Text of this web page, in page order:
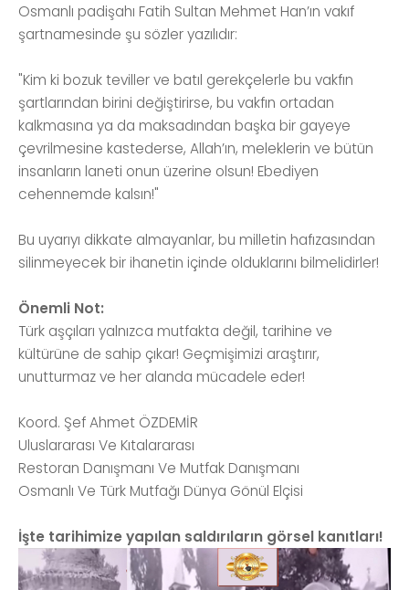
Osmanlı padişahı Fatih Sultan Mehmet Han’ın vakıf
şartnamesinde şu sözler yazılıdır:
"Kim ki bozuk teviller ve batıl gerekçelerle bu vakfın
şartlarından birini değiştirirse, bu vakfın ortadan
kalkmasına ya da maksadından başka bir gayeye
çevrilmesine kastederse, Allah’ın, meleklerin ve bütün
insanların laneti onun üzerine olsun! Ebediyen
cehennemde kalsın!"
Bu uyarıyı dikkate almayanlar, bu milletin hafızasından
silinmeyecek bir ihanetin içinde olduklarını bilmelidirler!
Önemli Not:
Türk aşçıları yalnızca mutfakta değil, tarihine ve
kültürüne de sahip çıkar! Geçmişimizi araştırır,
unutturmaz ve her alanda mücadele eder!
Koord. Şef Ahmet ÖZDEMİR
Uluslararası Ve Kıtalararası
Restoran Danışmanı Ve Mutfak Danışmanı
Osmanlı Ve Türk Mutfağı Dünya Gönül Elçisi
İşte tarihimize yapılan saldırıların görsel kanıtları!